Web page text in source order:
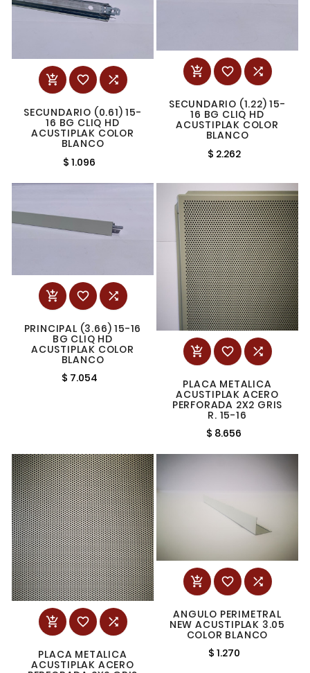
  
SECUNDARIO (0.61) 15-
16 BG CLIQ HD
ACUSTIPLAK COLOR
BLANCO
$ 1.096
  
SECUNDARIO (1.22) 15-
16 BG CLIQ HD
ACUSTIPLAK COLOR
BLANCO
$ 2.262
  
PRINCIPAL (3.66) 15-16
BG CLIQ HD
ACUSTIPLAK COLOR
BLANCO
$ 7.054
  
PLACA METALICA
ACUSTIPLAK ACERO
PERFORADA 2X2 GRIS
R. 15-16
$ 8.656
  
PLACA METALICA
ACUSTIPLAK ACERO
  
ANGULO PERIMETRAL
NEW ACUSTIPLAK 3.05
COLOR BLANCO
$ 1.270